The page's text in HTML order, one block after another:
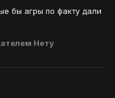
бы агры по факту дали
Нету